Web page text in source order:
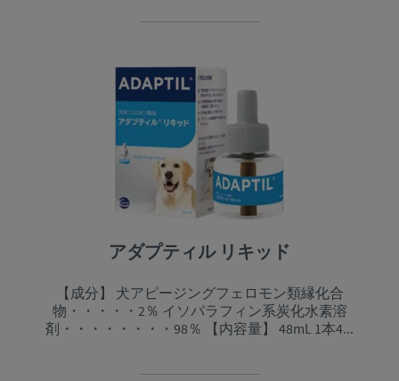
アダプティル リキッド
【成分】 犬アピージングフェロモン類縁化合
物・・・・・2％ イソパラフィン系炭化水素溶
剤・・・・・・・・98％ 【内容量】 48mL 1本4...